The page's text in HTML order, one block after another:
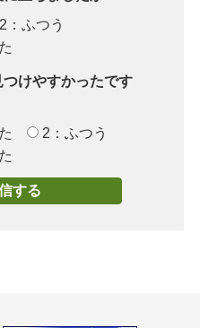
2：ふつう
けやすかったです
2：ふつう